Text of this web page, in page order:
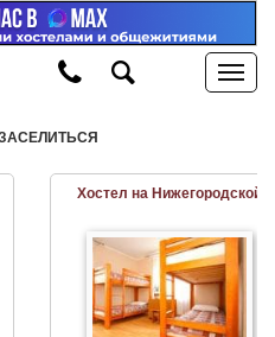
Хостел на Нижегородской